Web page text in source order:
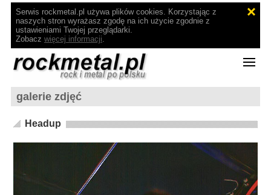
Serwis rockmetal.pl używa plików cookies. Korzystając z
naszych stron wyrażasz zgodę na ich użycie zgodnie z
ustawieniami Twojej przeglądarki.
Zobacz więcej informacji.
galerie zdjęć
Headup